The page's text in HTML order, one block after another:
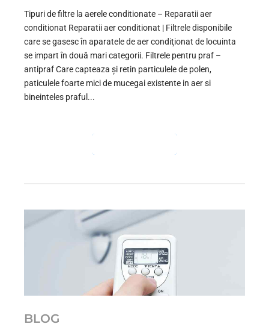
Tipuri de filtre la aerele conditionate – Reparatii aer
conditionat Reparatii aer conditionat | Filtrele disponibile
care se gasesc în aparatele de aer condiţionat de locuinta
se impart în două mari categorii. Filtrele pentru praf –
antipraf Care capteaza şi retin particulele de polen,
paticulele foarte mici de mucegai existente in aer si
bineinteles praful...
BLOG